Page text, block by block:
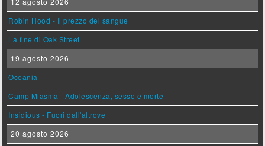
Robin Hood - Il prezzo del sangue
La fine di Oak Street
19 agosto 2026
Oceania
Camp Miasma - Adolescenza, sesso e morte
Insidious - Fuori dall'altrove
20 agosto 2026